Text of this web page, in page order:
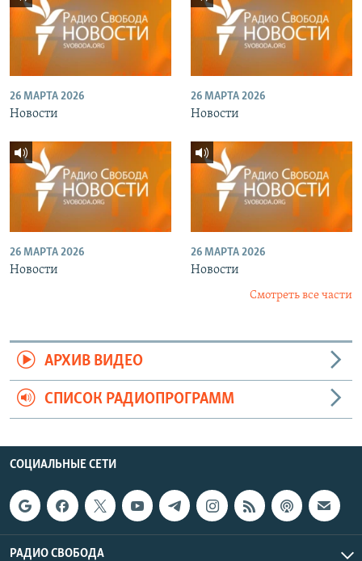
26 МАРТА 2026
Новости
26 МАРТА 2026
Новости
26 МАРТА 2026
Новости
26 МАРТА 2026
Новости
Смотреть все части
АРХИВ ВИДЕО
СПИСОК РАДИОПРОГРАММ
СОЦИАЛЬНЫЕ СЕТИ
РАДИО СВОБОДА